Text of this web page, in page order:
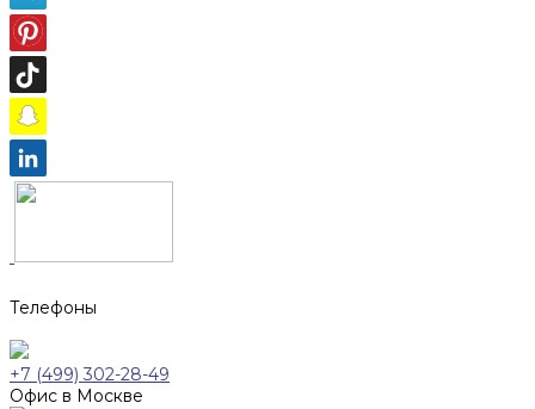
Телефоны
+7 (499) 302-28-49
Офис в Москве